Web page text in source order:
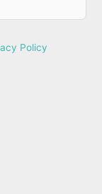
Policy